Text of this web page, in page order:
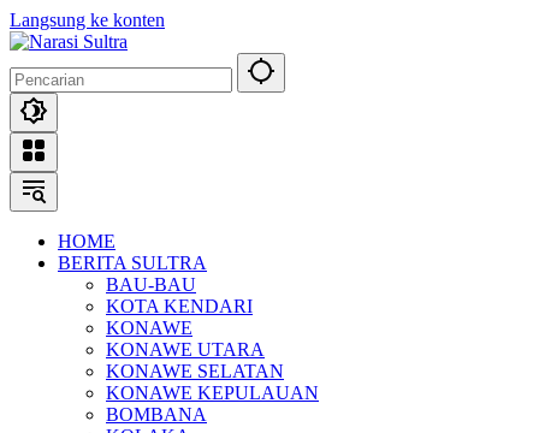
Langsung ke konten
HOME
BERITA SULTRA
BAU-BAU
KOTA KENDARI
KONAWE
KONAWE UTARA
KONAWE SELATAN
KONAWE KEPULAUAN
BOMBANA